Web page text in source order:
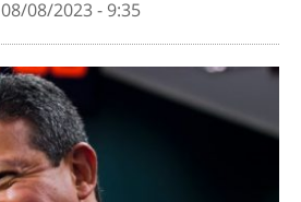
08/08/2023 - 9:35